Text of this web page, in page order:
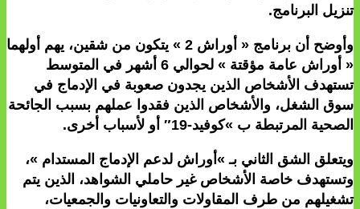
تنزيل البرنامج.
وأوضح أن برنامج « أوراش 2 » يتكون من شقين، يهم أولهما
« أوراش عامة مؤقتة » لحوالي 6 أشهر في المتوسط
تستهدف الأشخاص الذين يجدون صعوبة في الإدماج في
سوق الشغل، والأشخاص الذين فقدوا عملهم بسبب الجائحة
الصحية المرتبطة ب »كوفيد-19″ أو لأسباب أخرى.
ويتعلق الشق الثاني بـ »أوراش لدعم الإدماج المستدام »،
وتستهدف خاصة الأشخاص غير حاملي الشواهد، الذين يتم
تشغيلهم من طرف المقاولات والتعاونيات والجمعيات،